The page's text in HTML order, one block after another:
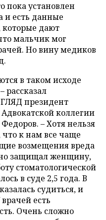
пока установлен
и есть данные
дают
мальчик мог
Но вину медиков
в таком исходе
рассказал
президент
коллегии
– Хотя нельзя
к нам все чаще
возмещения вреда
защищал женщину,
стоматологической
в суде 2,5 года. В
судиться, и
есть
Очень сложно